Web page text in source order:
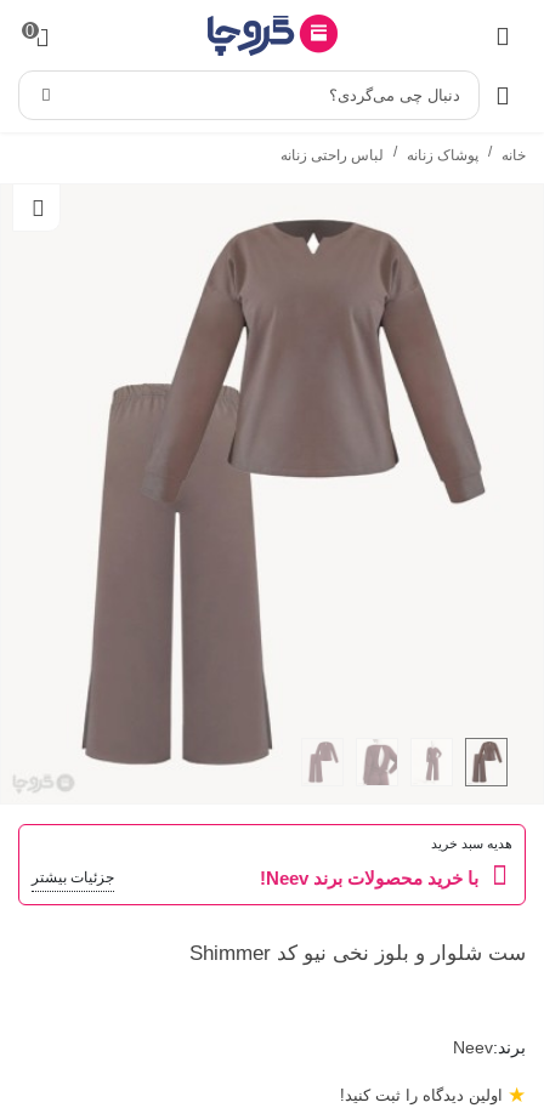
0
دنبال چی می‌گردی؟
خانه / پوشاک زنانه / لباس راحتی زنانه
هدیه سبد خرید
با خرید محصولات برند Neev! جزئیات بیشتر
ست شلوار و بلوز نخی نیو کد Shimmer
برند:Neev
اولین دیدگاه را ثبت کنید! ★